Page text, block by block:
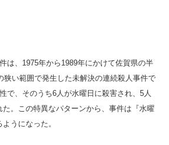
は、1975年から1989年にかけて佐賀県の半
狭い範囲で発生した未解決の連続殺人事件で
で、そのうち6人が水曜日に殺害され、5人
。この特異なパターンから、事件は『水曜
うになった。